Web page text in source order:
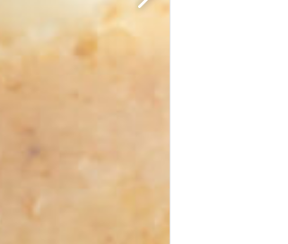
35er Falafel-Halloumi Mix
handgemacht, zum teilen.
Veranstaltungen
39,50 €